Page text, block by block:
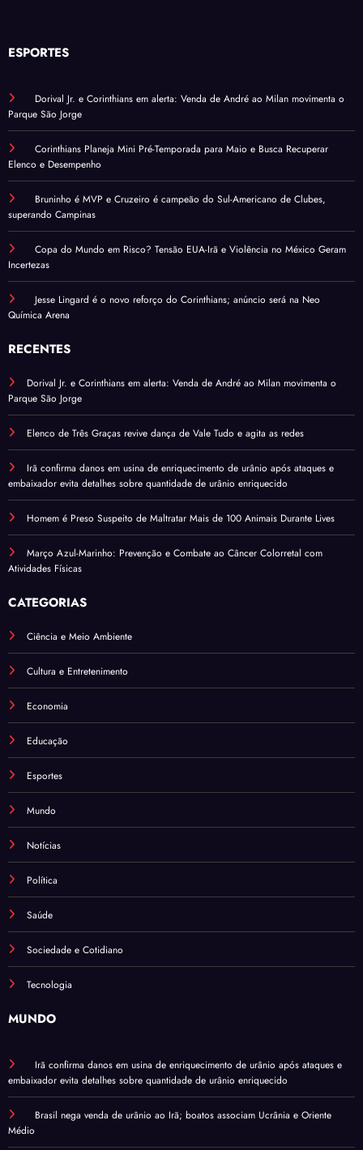
ESPORTES
Dorival Jr. e Corinthians em alerta: Venda de André ao Milan movimenta o
Parque São Jorge
Corinthians Planeja Mini Pré-Temporada para Maio e Busca Recuperar
Elenco e Desempenho
Bruninho é MVP e Cruzeiro é campeão do Sul-Americano de Clubes,
superando Campinas
Copa do Mundo em Risco? Tensão EUA-Irã e Violência no México Geram
Incertezas
Jesse Lingard é o novo reforço do Corinthians; anúncio será na Neo
Química Arena
RECENTES
Dorival Jr. e Corinthians em alerta: Venda de André ao Milan movimenta o
Parque São Jorge
Elenco de Três Graças revive dança de Vale Tudo e agita as redes
Irã confirma danos em usina de enriquecimento de urânio após ataques e
embaixador evita detalhes sobre quantidade de urânio enriquecido
Homem é Preso Suspeito de Maltratar Mais de 100 Animais Durante Lives
Março Azul-Marinho: Prevenção e Combate ao Câncer Colorretal com
Atividades Físicas
CATEGORIAS
Ciência e Meio Ambiente
Cultura e Entretenimento
Economia
Educação
Esportes
Mundo
Notícias
Política
Saúde
Sociedade e Cotidiano
Tecnologia
MUNDO
Irã confirma danos em usina de enriquecimento de urânio após ataques e
embaixador evita detalhes sobre quantidade de urânio enriquecido
Brasil nega venda de urânio ao Irã; boatos associam Ucrânia e Oriente
Médio